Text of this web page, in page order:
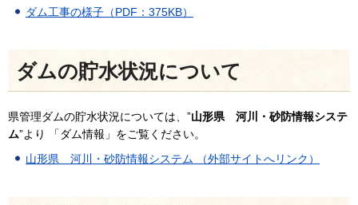
ダム工事の様子（PDF：375KB）
ダムの貯水状況について
県管理ダムの貯水状況については、”山形県 河川・砂防情報システ
ム”より 「ダム情報」をご覧ください。
山形県 河川・砂防情報システム （外部サイトへリンク）